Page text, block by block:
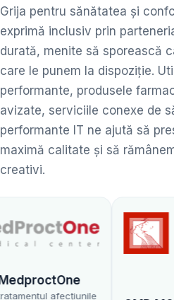
Grija pentru sănătatea și
exprimă inclusiv prin
durată, menite să sporească
care le punem la dispoziție.
performante, produsele
avizate, serviciile conexe de
performante IT ne ajută să
maximă calitate și să
creativi.
afecțiunile